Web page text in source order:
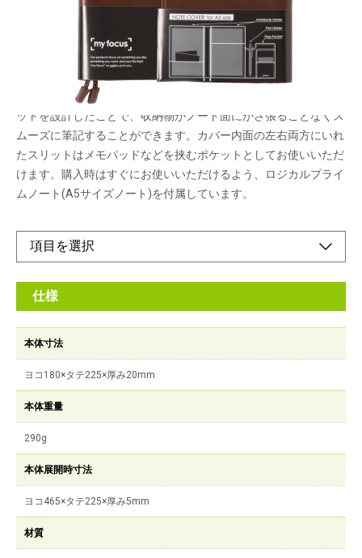
生産終了品
【myfocus／マイフォーカス】
付箋や名刺、ペンなどの新たな収納スペースとしてフラップポケ
ットを設計したことで、収納物がノート面にかさ張ることなくス
ムーズに筆記することができます。カバー内面の左右両方にいれ
たスリットはメモパッドなどを挟むポケットとしてお使いいただ
けます。購入時はすぐにお使いいただけるよう、ロジカルプライ
ムノート(A5サイズノート)を付属しています。
仕様
本体寸法
ヨコ180×タテ225×厚み20mm
本体重量
290g
本体展開時寸法
ヨコ465×タテ225×厚み5mm
材質